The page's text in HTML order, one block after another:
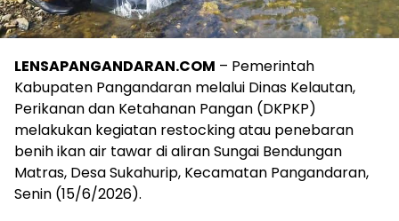
LENSAPANGANDARAN.COM – Pemerintah
Kabupaten Pangandaran melalui Dinas Kelautan,
Perikanan dan Ketahanan Pangan (DKPKP)
melakukan kegiatan restocking atau penebaran
benih ikan air tawar di aliran Sungai Bendungan
Matras, Desa Sukahurip, Kecamatan Pangandaran,
Senin (15/6/2026).